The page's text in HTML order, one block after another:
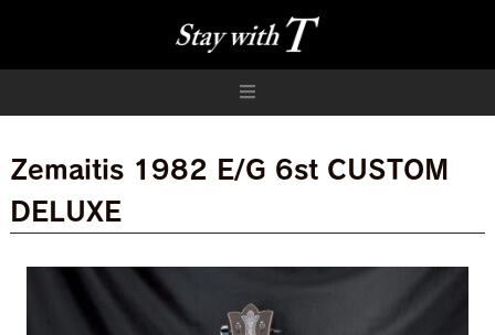
Zemaitis 1982 E/G 6st CUSTOM
DELUXE